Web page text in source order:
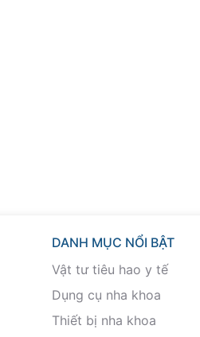
DANH MỤC NỔI BẬT
Vật tư tiêu hao y tế
Dụng cụ nha khoa
Thiết bị nha khoa